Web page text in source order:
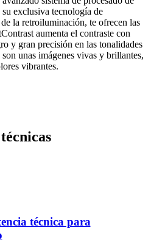
exclusiva tecnología de
la retroiluminación, te ofrecen las
aumenta el contraste con
y gran precisión en las tonalidades
unas imágenes vivas y brillantes,
vibrantes.
técnica para